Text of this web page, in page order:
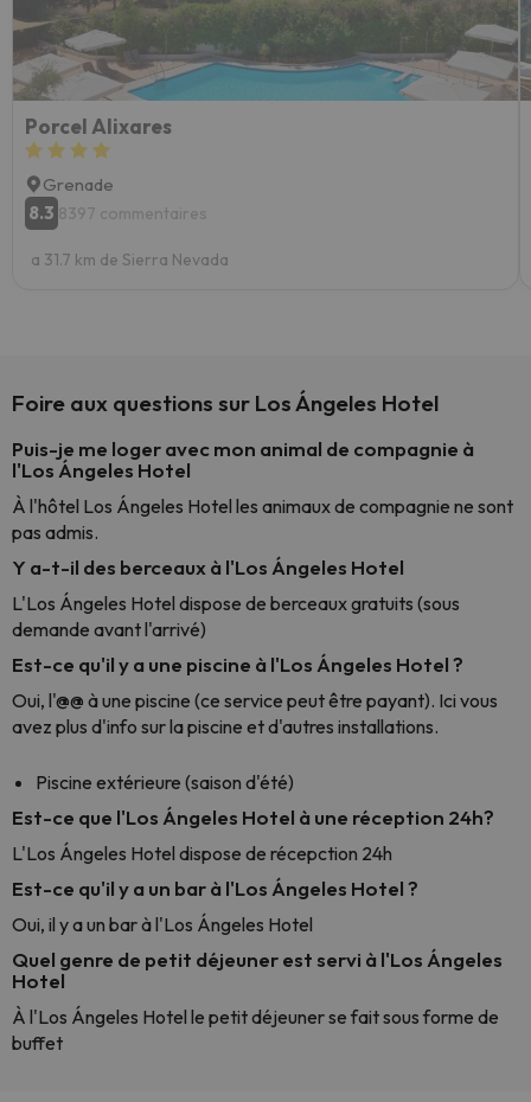
Porcel Alixares
Grenade
8.3 8397 commentaires
a 31.7 km de Sierra Nevada
Foire aux questions sur Los Ángeles Hotel
Puis-je me loger avec mon animal de compagnie à
l'Los Ángeles Hotel
À l'hôtel Los Ángeles Hotel les animaux de compagnie ne sont
pas admis.
Y a-t-il des berceaux à l'Los Ángeles Hotel
L'Los Ángeles Hotel dispose de berceaux gratuits (sous
demande avant l'arrivé)
Est-ce qu'il y a une piscine à l'Los Ángeles Hotel ?
Oui, l'@@ à une piscine (ce service peut être payant). Ici vous
avez plus d'info sur la piscine et d'autres installations.
Piscine extérieure (saison d'été)
Est-ce que l'Los Ángeles Hotel à une réception 24h?
L'Los Ángeles Hotel dispose de récepction 24h
Est-ce qu'il y a un bar à l'Los Ángeles Hotel ?
Oui, il y a un bar à l'Los Ángeles Hotel
Quel genre de petit déjeuner est servi à l'Los Ángeles
Hotel
À l'Los Ángeles Hotel le petit déjeuner se fait sous forme de
buffet